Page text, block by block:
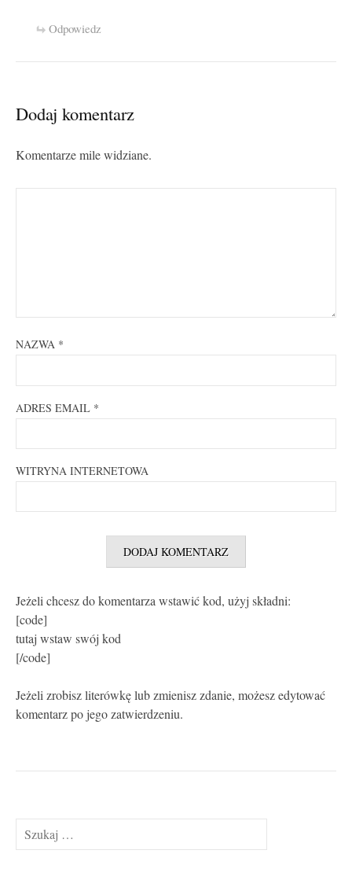
Odpowiedz
Dodaj komentarz
Komentarze mile widziane.
NAZWA *
ADRES EMAIL *
WITRYNA INTERNETOWA
Jeżeli chcesz do komentarza wstawić kod, użyj składni:
[code]
tutaj wstaw swój kod
[/code]
Jeżeli zrobisz literówkę lub zmienisz zdanie, możesz edytować
komentarz po jego zatwierdzeniu.
Szukaj: